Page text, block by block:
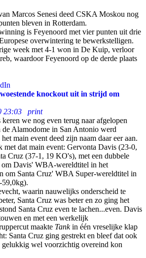
Marcos Senesi deed CSKA Moskou nog
bleven in Rotterdam.
is Feyenoord met vier punten uit drie
overwintering te bewerkstelligen.
week met 4-1 won in De Kuip, verloor
waardoor Feyenoord op de derde plaats
knockout uit in strijd om
23:03
print
we nog even terug naar afgelopen
de Alamodome in San Antonio werd
main event deed zijn naam daar eer aan.
met dat main event: Gervonta Davis (23-0,
Cruz (37-1, 19 KO's), met een dubbele
Davis' WBA-wereldtitel in het
om Santa Cruz' WBA Super-wereldtitel in
59,0kg).
waarin nauwelijks onderscheid te
Santa Cruz was beter en zo ging het
Santa Cruz even te lachen...even. Davis
en met een werkelijk
maakte Tankin één vreselijke klap
Santa Cruz ging gestrekt en bleef dat ook
wel voorzichtig overeind kon